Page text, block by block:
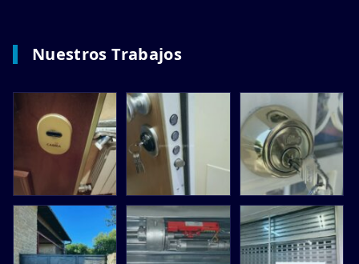
Nuestros Trabajos